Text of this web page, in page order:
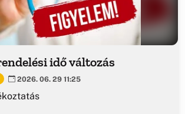
idő változás
2026. 06. 29 11:25